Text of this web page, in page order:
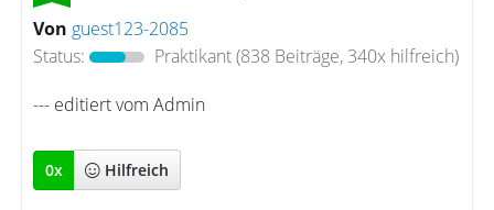
Von guest123-2085
Status:
Praktikant(838 Beiträge, 340x hilfreich)
--- editiert vom Admin
0x Hilfreich